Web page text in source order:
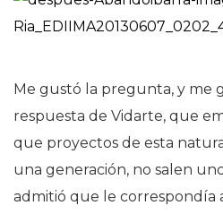
Me gustó la pregunta, y me
respuesta de Vidarte, que
que proyectos de esta
una generación, no salen
admitió que le correspondía